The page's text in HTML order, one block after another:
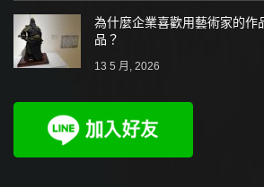
為什麼企業喜歡用藝術家的作
品？
13 5 月, 2026